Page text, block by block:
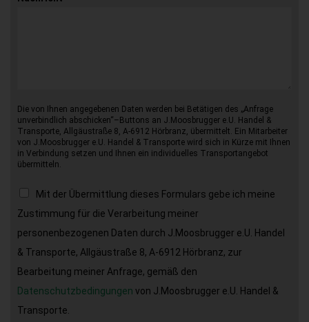
Die von Ihnen angegebenen Daten werden bei Betätigen des „Anfrage
unverbindlich abschicken“–Buttons an J.Moosbrugger e.U. Handel &
Transporte, Allgäustraße 8, A-6912 Hörbranz, übermittelt. Ein Mitarbeiter
von J.Moosbrugger e.U. Handel & Transporte wird sich in Kürze mit Ihnen
in Verbindung setzen und Ihnen ein individuelles Transportangebot
übermitteln.
Mit der Übermittlung dieses Formulars gebe ich meine
Zustimmung für die Verarbeitung meiner
personenbezogenen Daten durch J.Moosbrugger e.U. Handel
& Transporte, Allgäustraße 8, A-6912 Hörbranz, zur
Bearbeitung meiner Anfrage, gemäß den
Datenschutzbedingungen von J.Moosbrugger e.U. Handel &
Transporte.